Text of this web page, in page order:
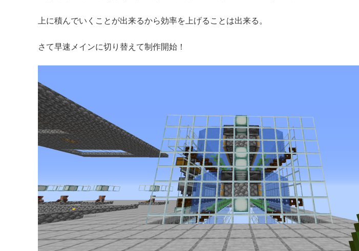
上に積んでいくことが出来るから効率を上げることは出来る。
さて早速メインに切り替えて制作開始！